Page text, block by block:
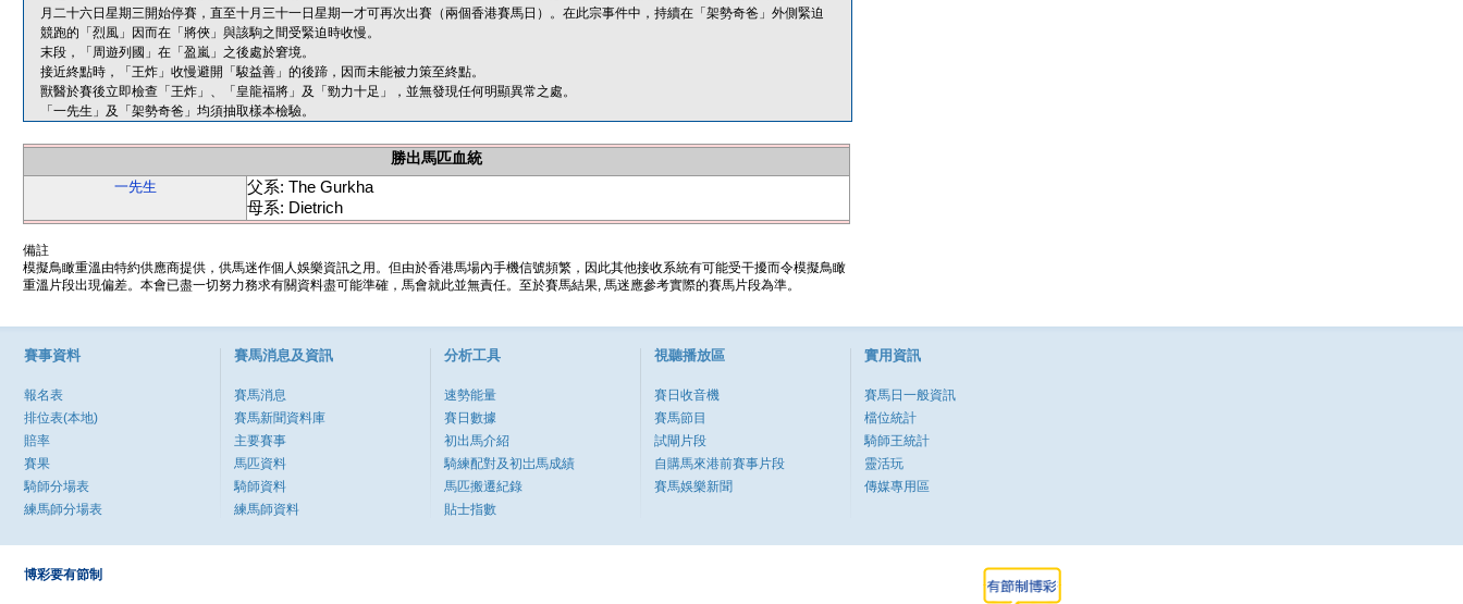
月二十六日星期三開始停賽，直至十月三十一日星期一才可再次出賽（兩個香港賽馬日）。在此宗事件中，持續在「架勢奇爸」外側緊迫
競跑的「烈風」因而在「將俠」與該駒之間受緊迫時收慢。
末段，「周遊列國」在「盈嵐」之後處於窘境。
接近終點時，「王炸」收慢避開「駿益善」的後蹄，因而未能被力策至終點。
獸醫於賽後立即檢查「王炸」、「皇龍福將」及「勁力十足」，並無發現任何明顯異常之處。
「一先生」及「架勢奇爸」均須抽取樣本檢驗。
勝出馬匹血統
一先生
父系: The Gurkha
母系: Dietrich
備註
模擬鳥瞰重溫由特約供應商提供，供馬迷作個人娛樂資訊之用。但由於香港馬場內手機信號頻繁，因此其他接收系統有可能受干擾而令模擬鳥瞰
重溫片段出現偏差。本會已盡一切努力務求有關資料盡可能準確，馬會就此並無責任。至於賽馬結果, 馬迷應參考實際的賽馬片段為準。
賽事資料
報名表
排位表(本地)
賠率
賽果
騎師分場表
練馬師分場表
賽馬消息及資訊
賽馬消息
賽馬新聞資料庫
主要賽事
馬匹資料
騎師資料
練馬師資料
分析工具
速勢能量
賽日數據
初出馬介紹
騎練配對及初岀馬成績
馬匹搬遷紀錄
貼士指數
視聽播放區
賽日收音機
賽馬節目
試閘片段
自購馬來港前賽事片段
賽馬娛樂新聞
實用資訊
賽馬日一般資訊
檔位統計
騎師王統計
靈活玩
傳媒專用區
博彩要有節制